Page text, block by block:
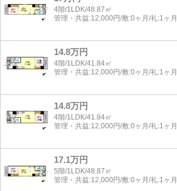
4階/1LDK/48.87㎡
管理・共益:12,000円/敷:0ヶ月/礼:1ヶ月
14.8万円
4階/1LDK/41.84㎡
管理・共益:12,000円/敷:0ヶ月/礼:1ヶ月
14.8万円
4階/1LDK/41.84㎡
管理・共益:12,000円/敷:0ヶ月/礼:1ヶ月
17.1万円
5階/1LDK/48.87㎡
管理・共益:12,000円/敷:0ヶ月/礼:1ヶ月